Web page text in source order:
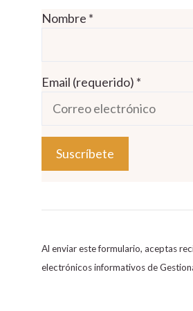
Nombre *
Email (requerido) *
o
s
t
Al enviar este formulario, aceptas
electrónicos informativos de